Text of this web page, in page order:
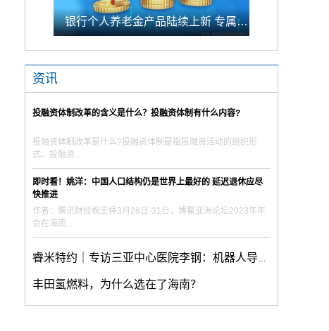
银行个人养老金产品陆续上新 专属储蓄期限偏1年至5年的中长期
资讯
投融资体制改革的含义是什么？投融资体制有什么内容?
投融资体制改革是什么?投融资体制是指投融资活动的组织形
式、投融资...
即时看！姚洋：中国人口结构仍是世界上最好的 延迟退休应尽
快推进
作者：腾讯财经祝玉婷3月28日-31日，博鳌亚洲论坛2023年年
会在海南...
睿米特约｜专访三亚中心医院李钢：机器人导航下高血压脑出血内镜手术的开展经验
丰田氢燃料，为什么选在了海南？